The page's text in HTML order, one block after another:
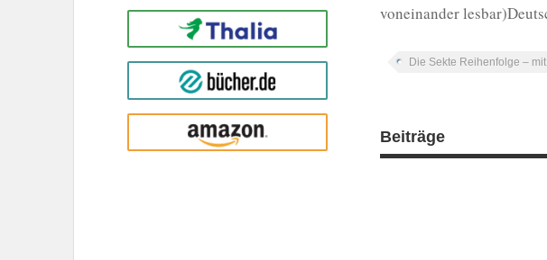
Thalia
buecher.de
Amazon
voneinander
Die Sekte Reihenfolge –
Beiträge